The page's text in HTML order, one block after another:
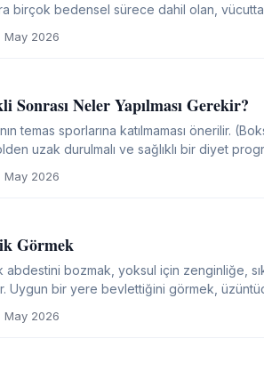
birçok bedensel sürece dahil olan,
hayvanlarda doğal olarak bulunmasının...
May 2026
Sonrası Neler Yapılması Gerekir?
temas sporlarına katılmaması önerilir.
uzak durulmalı ve sağlıklı bir diyet
May 2026
Görmek
abdestini bozmak, yoksul için zenginliğe,
Uygun bir yere bevlettiğini görmek,
May 2026